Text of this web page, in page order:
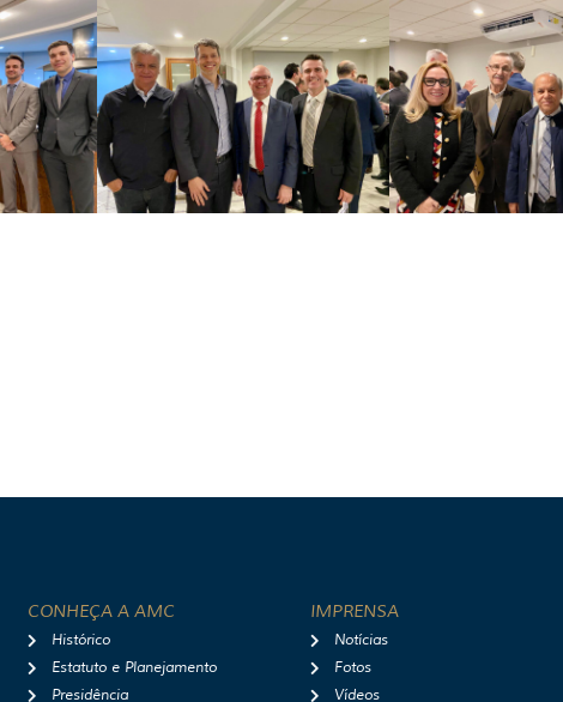
CONHEÇA A AMC
Histórico
Estatuto e Planejamento
Presidência
IMPRENSA
Notícias
Fotos
Vídeos